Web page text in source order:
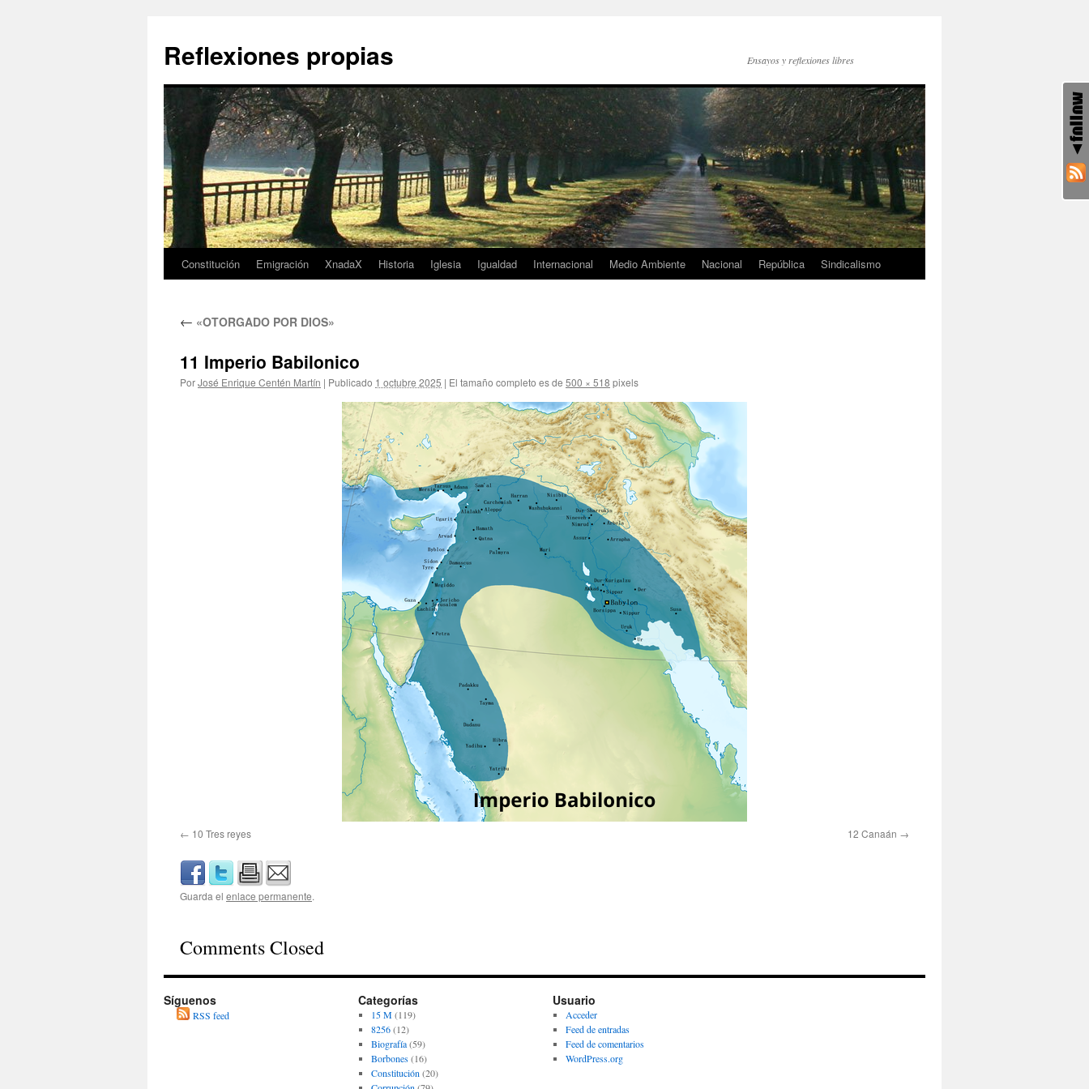
contenido
Reflexiones propias Ensayos y reflexiones libres
Constitución Emigración XnadaX Historia Iglesia Igualdad Internacional Medio Ambiente Nacional República Sindicalismo
← «OTORGADO POR DIOS»
11 Imperio Babilonico
PorJosé Enrique Centén Martín | Publicado 1 octubre 2025 | El tamaño completo es de 500 × 518 pixels
10 Tres reyes 12 Canaán
Guarda el enlace permanente.
Comments Closed
Síguenos
RSS feed
Categorías
15 M(119)
8256(12)
Biografía(59)
Borbones(16)
Constitución (20)
Usuario
Acceder
Feed de entradas
Feed de comentarios
WordPress.org